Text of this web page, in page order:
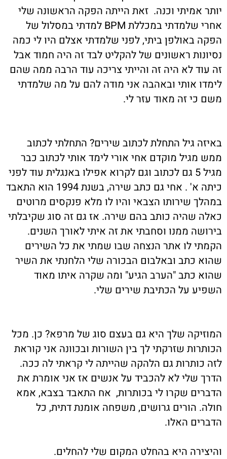
יותר אמיתי וכנה. זאת הייתה הפקה הראשונה שלי
אחרי שלמדתי במכללת BPM למדתי במסלול של
הפקה באולפן ביתי, לפני שלמדתי אצלם היו לי כמה
נסיונות ראשונים של להקליט לבד זה היה חמוד אבל
זה עוד לא היה זה והייתי צריכה עוד הרבה ממה שהם
לימדו אותי ובאהבה אני מודה להם על מה שלמדתי
משם כי זה מאוד עזר לי.
באיזה גיל התחלת לכתוב שירים? התחלתי לכתוב
ממש מגיל מוקדם אחי אורי לימד אותי לכתוב כבר
מגיל 5 גם לכתוב וגם לקרוא אפילו באנגלית עוד לפני
כיתה א' . אחי גם כתב שירה, בשנת 1994 הוא התאבד
במהלך שירותו הצבאי והיו לו מלא פנקסים מרוטים
כאלה שהיה כותב בהם שירה. אז גם זה סוג שקיבלתי
בירושה ממנו וסחבתי את זה איתי לאורך השנים.
הקמתי לו אתר הנצחה שבו שמתי את כל השירים
שהוא כתב ובאלבום הבכורה שלי הלחנתי את השיר
שהוא כתב "הערב הגיע" ומה שקרה איתו מאוד
השפיע על הכתיבת שירים שלי.
המוזיקה שלך היא גם בעצם סוג של מרפא? כן. מכל
הכותרות שזרקתי לך בין השורות ובכוונה אני קוראת
לזה כותרות גם הלהקה שהייתה לי קראתי לה ככה.
הדרך שלי לא להכביד על אנשים אז אני אומרת את
הדברים שקרו לי בכותרות, אח התאבד בצבא, אמא
חולה. הורים גרושים, משפחה אומנת דתית, כל
הדברים האלו.
והיצירה היא בהחלט המקום שלי להחלים.